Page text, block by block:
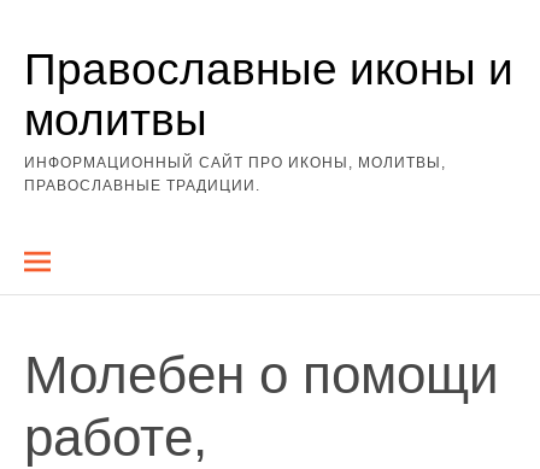
содержимому
Православные иконы и
молитвы
ИНФОРМАЦИОННЫЙ САЙТ ПРО ИКОНЫ, МОЛИТВЫ,
ПРАВОСЛАВНЫЕ ТРАДИЦИИ.
Молебен о помощи
работе,